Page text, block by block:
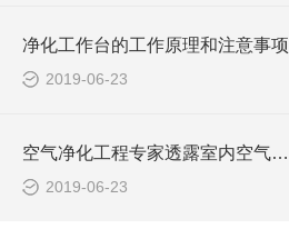
净化工作台的工作原理和注意事项
2019-06-23
空气净化工程专家透露室内空气污染的几大因素
2019-06-23